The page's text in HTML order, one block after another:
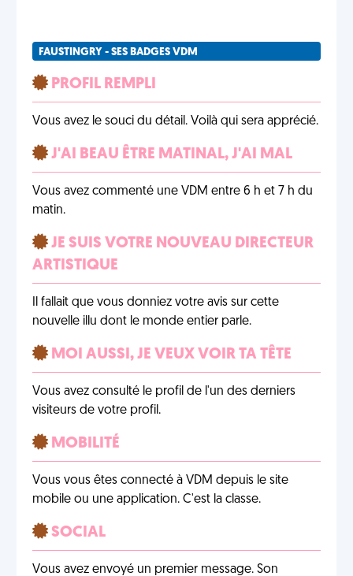
FAUSTINGRY - SES BADGES VDM
PROFIL REMPLI
Vous avez le souci du détail. Voilà qui sera apprécié.
J'AI BEAU ÊTRE MATINAL, J'AI MAL
Vous avez commenté une VDM entre 6 h et 7 h du
matin.
JE SUIS VOTRE NOUVEAU DIRECTEUR
ARTISTIQUE
Il fallait que vous donniez votre avis sur cette
nouvelle illu dont le monde entier parle.
MOI AUSSI, JE VEUX VOIR TA TÊTE
Vous avez consulté le profil de l'un des derniers
visiteurs de votre profil.
MOBILITÉ
Vous vous êtes connecté à VDM depuis le site
mobile ou une application. C'est la classe.
SOCIAL
Vous avez envoyé un premier message. Son